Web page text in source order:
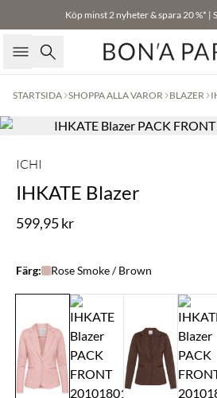
Köp minst 2 nyheter & spara 20 %* |
Sök
STARTSIDA SHOPPA ALLA VAROR BLAZER
ICHI
IHKATE Blazer
599,95 kr
Färg: Rose Smoke / Brown